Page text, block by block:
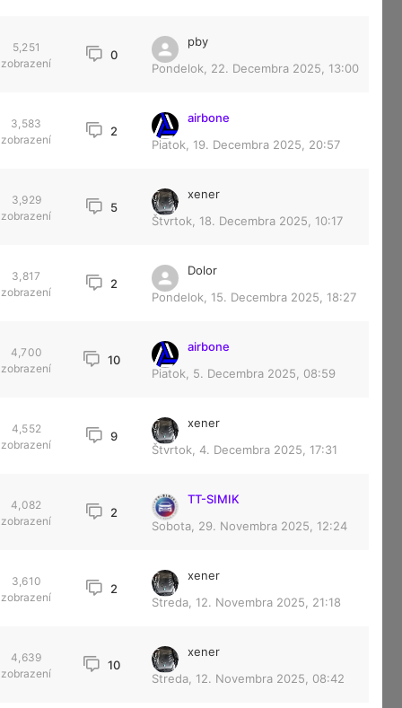
5,251
zobrazení
0
pby
Pondelok, 22. Decembra 2025, 13:00
3,583
zobrazení
2
airbone
Piatok, 19. Decembra 2025, 20:57
3,929
zobrazení
5
xener
Štvrtok, 18. Decembra 2025, 10:17
3,817
zobrazení
2
Dolor
Pondelok, 15. Decembra 2025, 18:27
4,700
zobrazení
10
airbone
Piatok, 5. Decembra 2025, 08:59
4,552
zobrazení
9
xener
Štvrtok, 4. Decembra 2025, 17:31
4,082
zobrazení
2
TT-SIMIK
Sobota, 29. Novembra 2025, 12:24
3,610
zobrazení
2
xener
Streda, 12. Novembra 2025, 21:18
4,639
zobrazení
10
xener
Streda, 12. Novembra 2025, 08:42